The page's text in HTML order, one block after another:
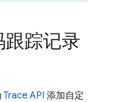
踪记录
Trace API 添加自定